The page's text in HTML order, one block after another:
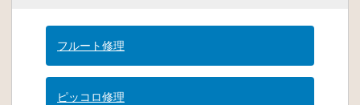
フルート修理
ピッコロ修理